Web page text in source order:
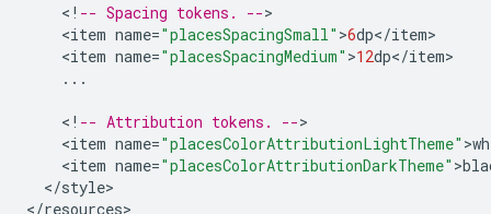
< ! -- Spacing tokens. --
<item name="placesSpacingSmall" >6dp</item
<item name="placesSpacingMedium" >12dp</item
...
< ! -- Attribution tokens. --
<item name="placesColorAttributionLightTheme" >
<item name="placesColorAttributionDarkTheme" >
</style>
</resources>